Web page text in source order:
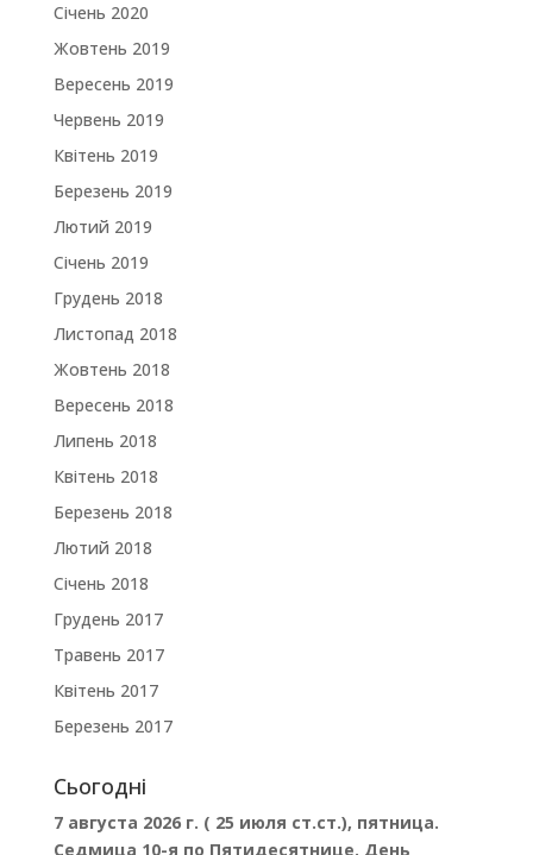
Січень 2020
Жовтень 2019
Вересень 2019
Червень 2019
Квітень 2019
Березень 2019
Лютий 2019
Січень 2019
Грудень 2018
Листопад 2018
Жовтень 2018
Вересень 2018
Липень 2018
Квітень 2018
Березень 2018
Лютий 2018
Січень 2018
Грудень 2017
Травень 2017
Квітень 2017
Березень 2017
Сьогодні
7 августа 2026 г. ( 25 июля ст.ст.), пятница.
Седмица 10-я по Пятидесятнице. День